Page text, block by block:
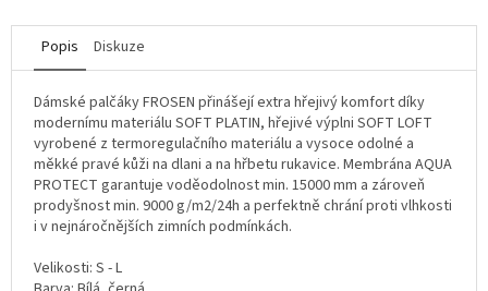
Popis Diskuze
Dámské palčáky FROSEN přinášejí extra hřejivý komfort díky
modernímu materiálu SOFT PLATIN, hřejivé výplni SOFT LOFT
vyrobené z termoregulačního materiálu a vysoce odolné a
měkké pravé kůži na dlani a na hřbetu rukavice. Membrána AQUA
PROTECT garantuje voděodolnost min. 15000 mm a zároveň
prodyšnost min. 9000 g/m2/24h a perfektně chrání proti vlhkosti
i v nejnáročnějších zimních podmínkách.
Velikosti: S - L